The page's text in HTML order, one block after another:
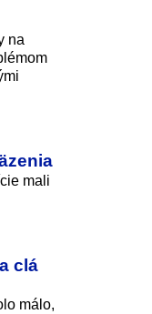
na
mali
clá
málo,